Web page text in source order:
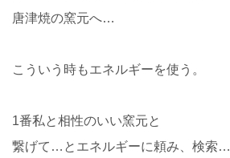
唐津焼の窯元へ…
こういう時もエネルギーを使う。
1番私と相性のいい窯元と
繋げて…とエネルギーに頼み、検索…